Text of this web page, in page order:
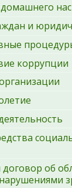
и
коррупции
об